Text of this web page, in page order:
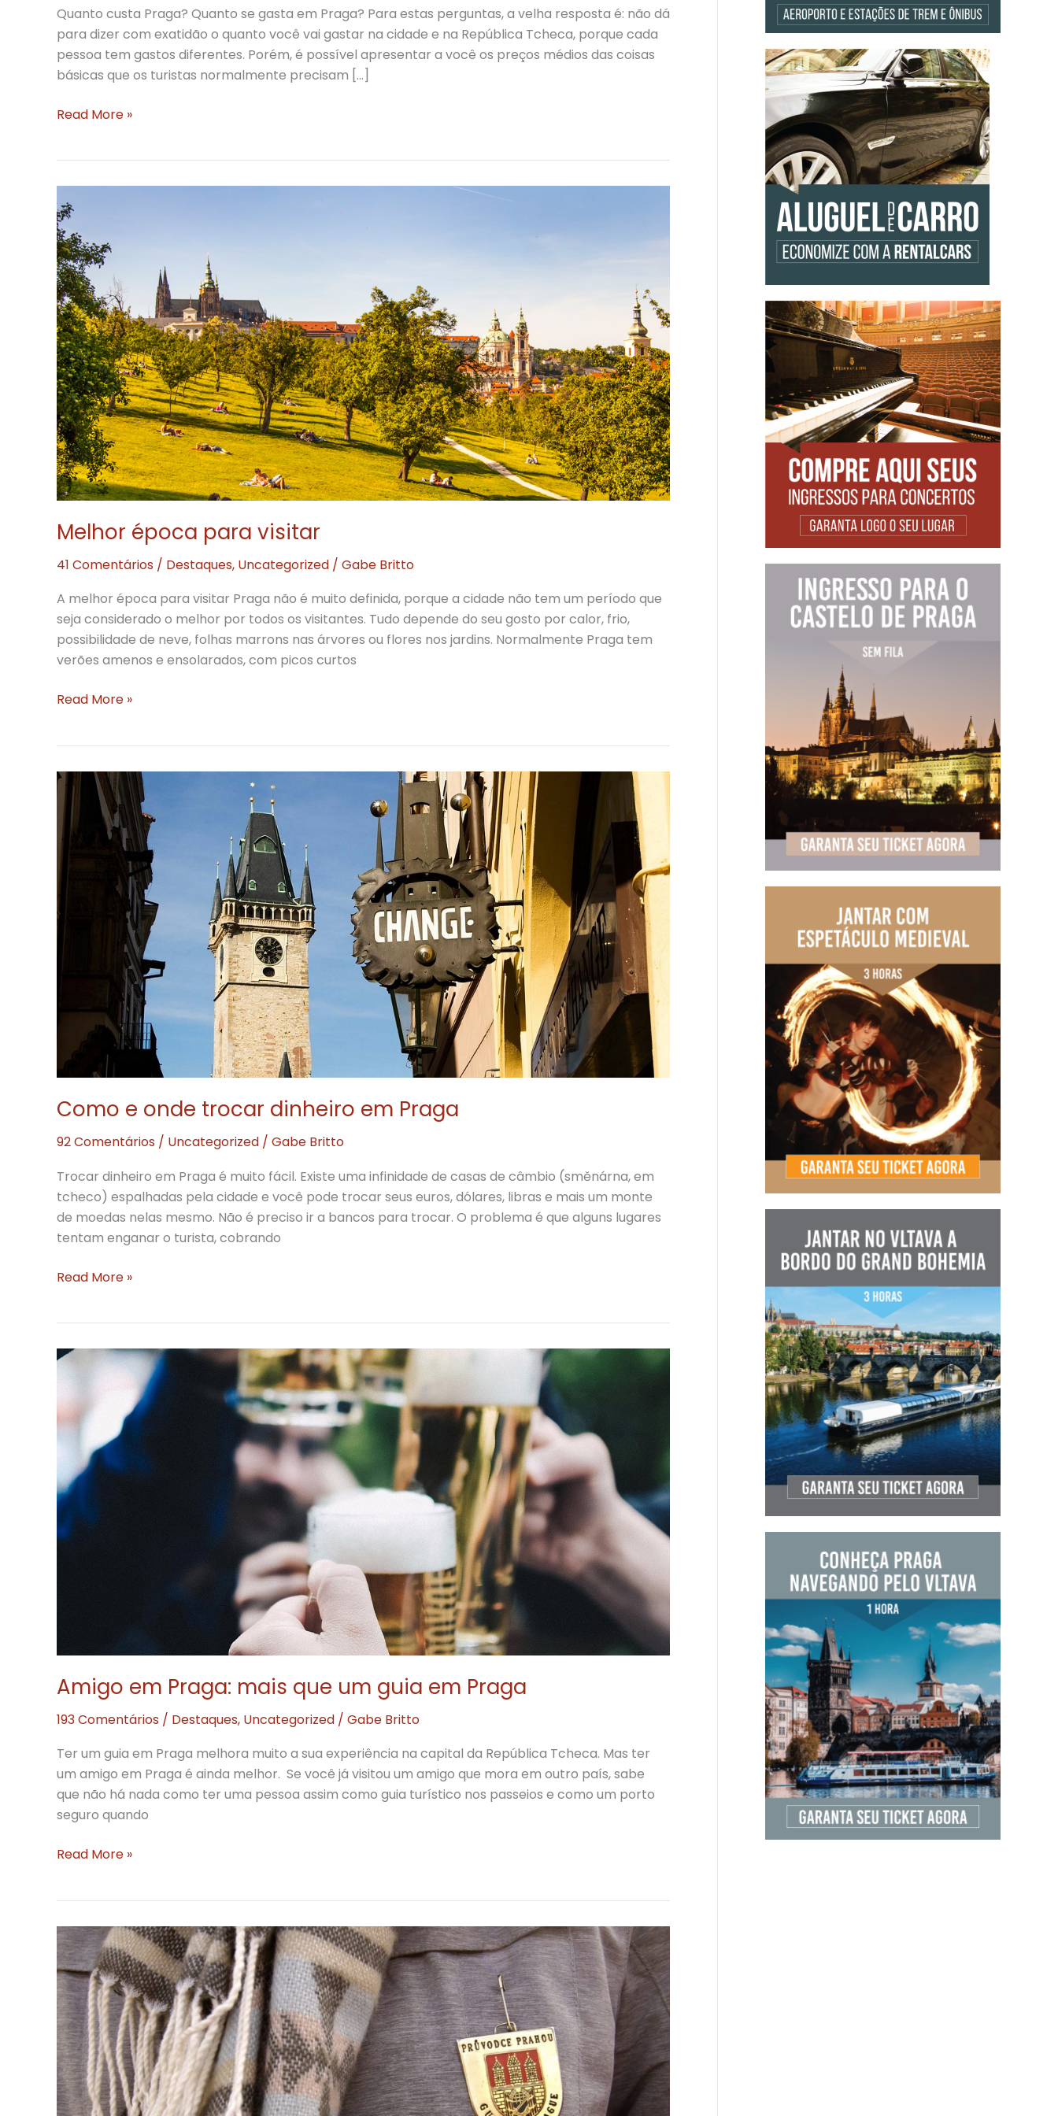
Quanto custa Praga? Quanto se gasta em Praga? Para estas perguntas, a velha resposta é: não dá
para dizer com exatidão o quanto você vai gastar na cidade e na República Tcheca, porque cada
pessoa tem gastos diferentes. Porém, é possível apresentar a você os preços médios das coisas
básicas que os turistas normalmente precisam […]
Quanto
Read More »
Melhor época para visitar
41 Comentários / Destaques, Uncategorized / Gabe Britto
A melhor época para visitar Praga não é muito definida, porque a cidade não tem um período que
seja considerado o melhor por todos os visitantes. Tudo depende do seu gosto por calor, frio,
possibilidade de neve, folhas marrons nas árvores ou flores nos jardins. Normalmente Praga tem
verões amenos e ensolarados, com picos curtos
Melhor
Read More »
Como e onde trocar dinheiro em Praga
92 Comentários / Uncategorized / Gabe Britto
Trocar dinheiro em Praga é muito fácil. Existe uma infinidade de casas de câmbio (směnárna, em
tcheco) espalhadas pela cidade e você pode trocar seus euros, dólares, libras e mais um monte
de moedas nelas mesmo. Não é preciso ir a bancos para trocar. O problema é que alguns lugares
tentam enganar o turista, cobrando
Como
dinheiro
Praga
Read More »
Amigo em Praga: mais que um guia em Praga
193 Comentários / Destaques, Uncategorized / Gabe Britto
Ter um guia em Praga melhora muito a sua experiência na capital da República Tcheca. Mas ter
um amigo em Praga é ainda melhor. Se você já visitou um amigo que mora em outro país, sabe
que não há nada como ter uma pessoa assim como guia turístico nos passeios e como um porto
seguro quando
Amigo
que
um
guia
em
Praga
Read More »